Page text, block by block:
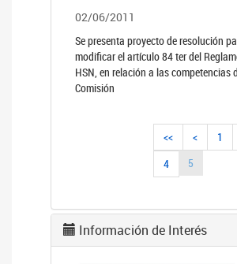
02/06/2011
Se presenta proyecto de resolución
modificar el artículo 84 ter del
HSN, en relación a las competencias
Comisión
<< < 1
4
5
Información de Interés